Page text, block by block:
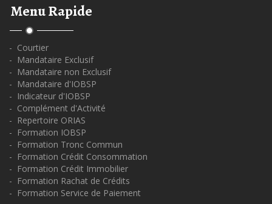
Menu Rapide
- Courtier
- Mandataire Exclusif
- Mandataire non Exclusif
- Mandataire d'IOBSP
- Indicateur d'IOBSP
- Complément d'Activité
- Repertoire ORIAS
- Formation IOBSP
- Formation Tronc Commun
- Formation Crédit Consommation
- Formation Crédit Immobilier
- Formation Rachat de Crédits
- Formation Service de Paiement